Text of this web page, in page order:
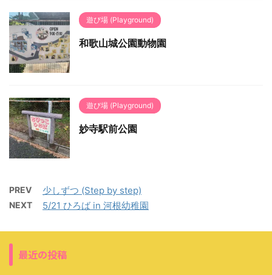
遊び場 (Playground)
和歌山城公園動物園
遊び場 (Playground)
妙寺駅前公園
PREV 少しずつ (Step by step)
NEXT 5/21 ひろば in 河根幼稚園
最近の投稿